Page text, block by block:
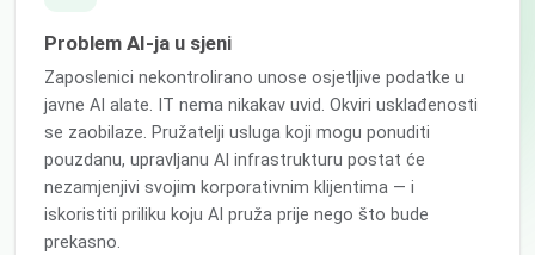
Problem AI-ja u sjeni
Zaposlenici nekontrolirano unose osjetljive podatke u
javne AI alate. IT nema nikakav uvid. Okviri usklađenosti
se zaobilaze. Pružatelji usluga koji mogu ponuditi
pouzdanu, upravljanu AI infrastrukturu postat će
nezamjenjivi svojim korporativnim klijentima — i
iskoristiti priliku koju AI pruža prije nego što bude
prekasno.